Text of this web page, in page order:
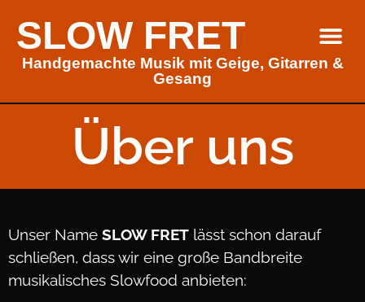
SLOW FRET
Handgemachte Musik mit Geige, Gitarren &
Gesang
Über uns
Unser Name SLOW FRET lässt schon darauf
schließen, dass wir eine große Bandbreite
musikalisches Slowfood anbieten: